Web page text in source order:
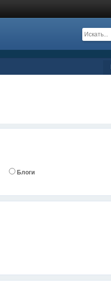
Блоги